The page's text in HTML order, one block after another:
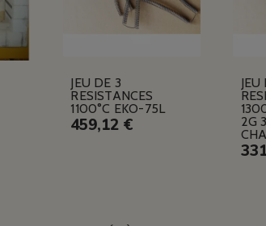
JEU DE 3
RESISTANCES
1100°C EKO-75L
459,12 €
JEU
2G